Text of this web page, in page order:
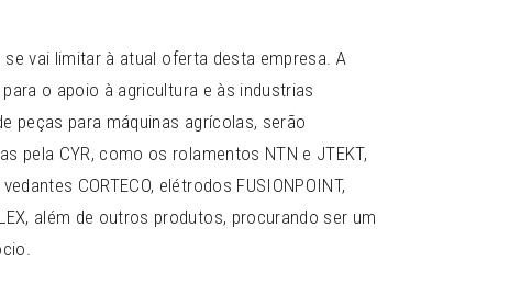
se vai limitar à atual oferta desta empresa. A
o apoio à agricultura e às industrias
peças para máquinas agrícolas, serão
pela CYR, como os rolamentos NTN e JTEKT,
CORTECO, elétrodos FUSIONPOINT,
além de outros produtos, procurando ser um